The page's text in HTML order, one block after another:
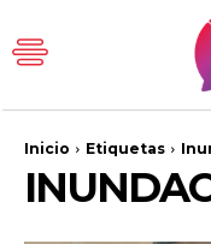
Inicio Etiquetas